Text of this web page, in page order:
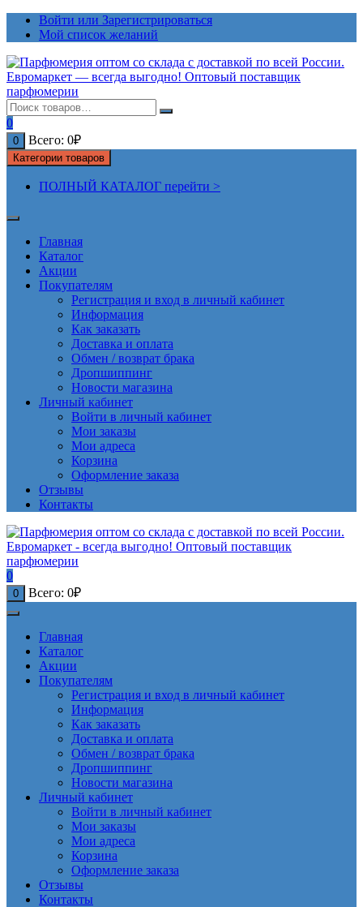
ПерейтиВойти или Зарегистрироваться
Мой список желаний
0
0 Всего: 0₽
Категории товаров
ПОЛНЫЙ КАТАЛОГ перейти >
Главная
Каталог
Акции
Покупателям
Регистрация и вход в личный кабинет
Информация
Как заказать
Доставка и оплата
Обмен / возврат брака
Дропшиппинг
Новости магазина
Личный кабинет
Войти в личный кабинет
Мои заказы
Мои адреса
Корзина
Оформление заказа
Отзывы
Контакты
0
0 Всего: 0₽
Главная
Каталог
Акции
Покупателям
Регистрация и вход в личный кабинет
Информация
Как заказать
Доставка и оплата
Обмен / возврат брака
Дропшиппинг
Новости магазина
Личный кабинет
Войти в личный кабинет
Мои заказы
Мои адреса
Корзина
Оформление заказа
Отзывы
Контакты